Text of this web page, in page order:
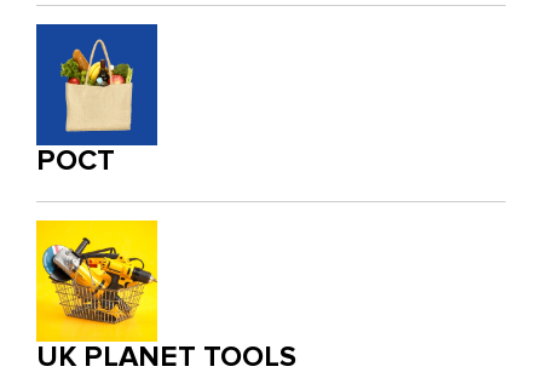
РОСТ
UK PLANET TOOLS